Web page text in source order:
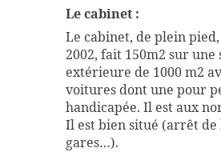
Le cabinet :
Le cabinet, de plein
2002, fait 150m2 sur une
extérieure de 1000 m2
voitures dont une pour
handicapée. Il est aux
Il est bien situé (arrêt de
gares…).